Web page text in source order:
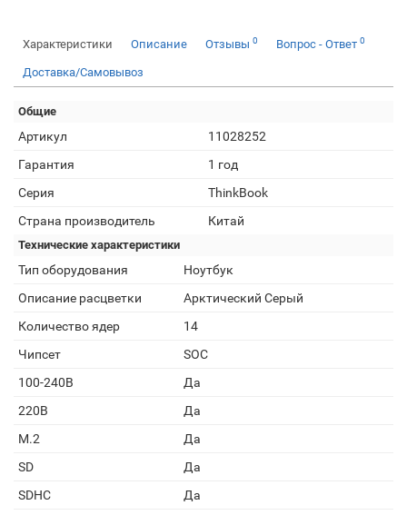
Характеристики Описание Отзывы 0 Вопрос - Ответ 0
Доставка/Самовывоз
Общие
Артикул
11028252
Гарантия
1 год
Серия
ThinkBook
Страна производитель
Китай
Технические характеристики
Тип оборудования
Ноутбук
Описание расцветки
Арктический Серый
Количество ядер
14
Чипсет
SOC
100-240В
Да
220В
Да
M.2
Да
SD
Да
SDHC
Да